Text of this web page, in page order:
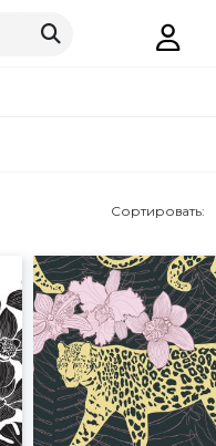
Сортировать: